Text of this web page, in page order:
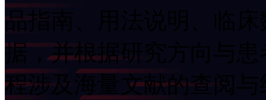
品指南、用法说明、
据，并根据研究方向
程涉及海量文献的查阅与